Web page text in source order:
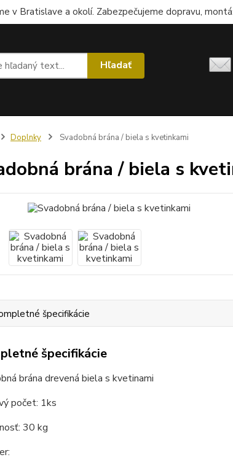
v Bratislave a okolí. Zabezpečujeme dopravu,
Hľadať
Doplnky Svadobná brána / biela s kvetinkami
brána / biela s
špecifikácie
špecifikácie
brána drevená biela s kvetinami
počet: 1ks
30 kg